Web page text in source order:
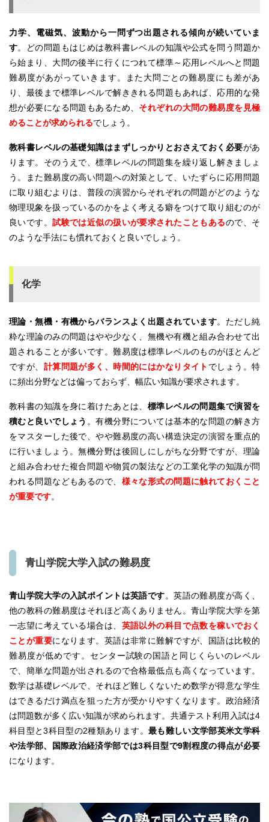
力学、電磁気、波動から一問ずつ出題される傾向が続いていま
す。どの問題もはじめは教科書レベルの知識や公式を問う問題か
ら始まり、大問の後半に行くにつれて標準～応用レベルへと問題
難易度があがっていきます。また大問ごとの難易度にも差があ
り、最後まで標準レベルで解ききれる問題もあれば、応用的な発
想が必要になる問題もあるため、 それぞれの大問の難易度を見極
めることが求められるでしょう。
教科書レベルの基礎知識はまずしっかりとおさえておく必要があ
ります。そのうえで、標準レベルの問題集を繰り返し解きましょ
う。また難易度の高い問題への対策として、いたずらに応用問題
に取り組むよりは、普段の演習からそれぞれの問題がどのような
物理現象を扱っているのかをよく考える癖をつけて取り組むのが
良いです。試験では近似の扱いが要求されたこともあるので、そ
のような手法にも慣れておくと良いでしょう。
化学
理論・無機・有機からバランスよく出題されています。ただし純
粋な理論のみの問題はやや少なく、無機や有機と組み合わせて出
題されることが多いです。難易度は標準レベルのものがほとんど
ですが、 計算問題が多く、時間的にはかなりタイト でしょう。特
に頻出分野などは偏っておらず、幅広い知識が要求されます。
教科書の知識を身に着けたあとは、 標準レベルの問題集で演習を
積むと良いでしょう 。有機分野については基本的な問題の解き方
をマスターした後で、やや難易度の高い構造決定の演習を重点的
に行いましょう。無機分野は後回しにしがちな分野ですが、理論
と組み合わせた複合問題や物質の製法などの工業化学の知識が問
われる問題などもあるので、 様々な形式の問題に触れておくこと
が重要です。
青山学院大学入試の難易度
青山学院大学の入試ポイントは英語です。英語の難易度が高く、
他の教科の難易度はそれほど高くありません。青山学院大学を第
一志望に考えている場合は、 英語以外の科目で点数を稼いでおく
ことが重要になります。英語は非常に難解ですが、国語は比較的
難易度が低めです。センター試験の国語と同じくらいのレベル
で、簡単な問題が出されるので合格最低点も高くなっています。
数学は基礎レベルで、それほど難しくないため数学が得意な学生
はできるだけ満点を狙った方が受かりやすくなります。政治経済
は問題数が多く広い知識が求められます。共通テスト利用入試は4
科目型と3科目型の2種類あります。 最も難しい文学部英米文学科
や法学部、国際政治経済学部では3科目型で9割程度の得点が必要
になります。